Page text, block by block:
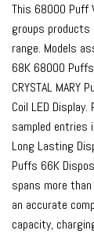
This 68000 Puff
groups
range. Models
68K 68000
CRYSTAL
Coil LED
sampled entries
Long Lasting
Puffs 66K
spans more
an accurate
capacity,